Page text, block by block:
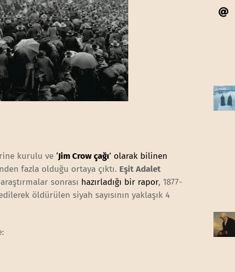
kurulu ve‘Jim Crow çağı’ olarak bilinen
fazla olduğu ortaya çıktı. Eşit Adalet
sonrası hazırladığı bir rapor, 1877-
öldürülen siyah sayısının yaklaşık 4